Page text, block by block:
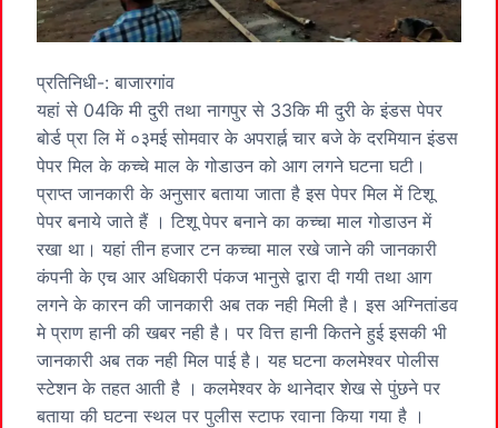
प्रतिनिधी-: बाजारगांव
यहां से 04कि मी दुरी तथा नागपुर से 33कि मी दुरी के इंडस पेपर
बोर्ड प्रा लि में ०३मई सोमवार के अपरार्ह्न चार बजे के दरमियान इंडस
पेपर मिल के कच्चे माल के गोडाउन को आग लगने घटना घटी।
प्राप्त जानकारी के अनुसार बताया जाता है इस पेपर मिल में टिशू
पेपर बनाये जाते हैं । टिशू पेपर बनाने का कच्चा माल गोडाउन में
रखा था। यहां तीन हजार टन कच्चा माल रखे जाने की जानकारी
कंपनी के एच आर अधिकारी पंकज भानुसे द्वारा दी गयी तथा आग
लगने के कारन की जानकारी अब तक नही मिली है। इस अग्नितांडव
मे प्राण हानी की खबर नही है। पर वित्त हानी कितने हुई इसकी भी
जानकारी अब तक नही मिल पाई है। यह घटना कलमेश्वर पोलीस
स्टेशन के तहत आती है । कलमेश्वर के थानेदार शेख से पुंछने पर
बताया की घटना स्थल पर पुलीस स्टाफ रवाना किया गया है ।